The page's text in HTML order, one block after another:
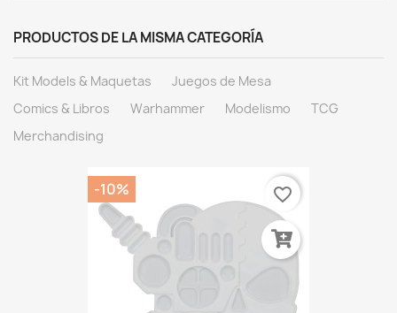
PRODUCTOS DE LA MISMA CATEGORÍA
Kit Models & Maquetas
Juegos de Mesa
Comics & Libros
Warhammer Modelismo
TCG
Merchandising
-10% favorite_border